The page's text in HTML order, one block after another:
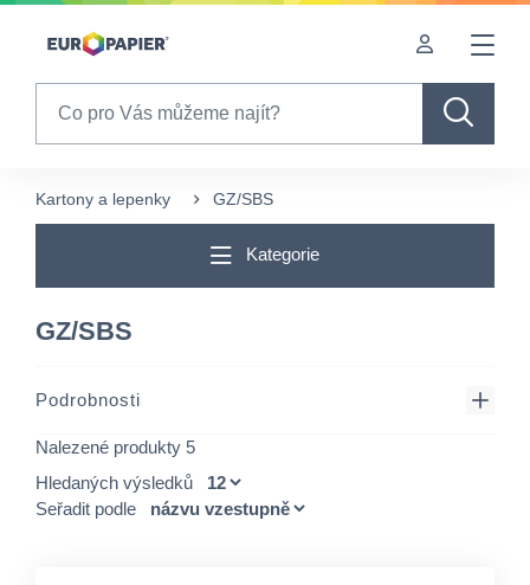
Table Of Content
Kartony a lepenky GZ/SBS
Kategorie
GZ/SBS
Podrobnosti
Nalezené produkty 5
Hledaných výsledků
Seřadit podle